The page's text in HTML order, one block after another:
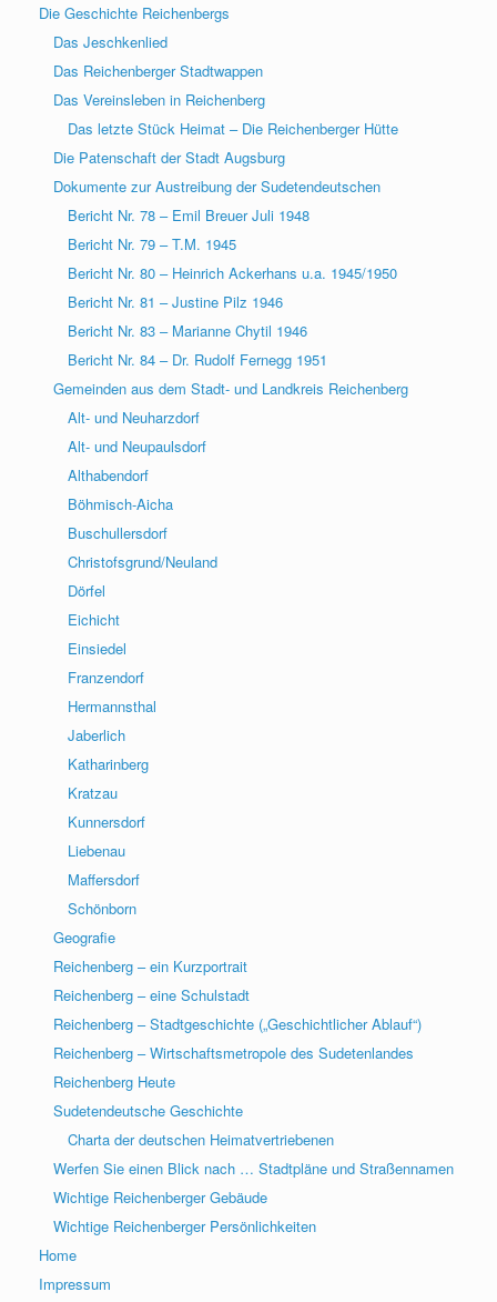
Die Geschichte Reichenbergs
Das Jeschkenlied
Das Reichenberger Stadtwappen
Das Vereinsleben in Reichenberg
Das letzte Stück Heimat – Die Reichenberger Hütte
Die Patenschaft der Stadt Augsburg
Dokumente zur Austreibung der Sudetendeutschen
Bericht Nr. 78 – Emil Breuer Juli 1948
Bericht Nr. 79 – T.M. 1945
Bericht Nr. 80 – Heinrich Ackerhans u.a. 1945/1950
Bericht Nr. 81 – Justine Pilz 1946
Bericht Nr. 83 – Marianne Chytil 1946
Bericht Nr. 84 – Dr. Rudolf Fernegg 1951
Gemeinden aus dem Stadt- und Landkreis Reichenberg
Alt- und Neuharzdorf
Alt- und Neupaulsdorf
Althabendorf
Böhmisch-Aicha
Buschullersdorf
Christofsgrund/Neuland
Dörfel
Eichicht
Einsiedel
Franzendorf
Hermannsthal
Jaberlich
Katharinberg
Kratzau
Kunnersdorf
Liebenau
Maffersdorf
Schönborn
Geografie
Reichenberg – ein Kurzportrait
Reichenberg – eine Schulstadt
Reichenberg – Stadtgeschichte („Geschichtlicher Ablauf“)
Reichenberg – Wirtschaftsmetropole des Sudetenlandes
Reichenberg Heute
Sudetendeutsche Geschichte
Charta der deutschen Heimatvertriebenen
Werfen Sie einen Blick nach … Stadtpläne und Straßennamen
Wichtige Reichenberger Gebäude
Wichtige Reichenberger Persönlichkeiten
Home
Impressum